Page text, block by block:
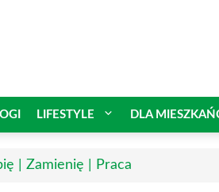
LIFESTYLE DLA
| Zamienię | Praca